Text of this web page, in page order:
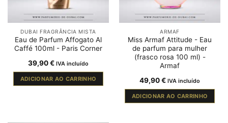
DUBAI FRAGRÂNCIA MISTA
Eau de Parfum Affogato Al
Caffé 100ml - Paris Corner
39,90€ IVA incluído
ADICIONAR AO CARRINHO
ARMAF
Miss Armaf Attitude - Eau
de parfum para mulher
(frasco rosa 100 ml) -
Armaf
49,90€ IVA incluído
ADICIONAR AO CARRINHO